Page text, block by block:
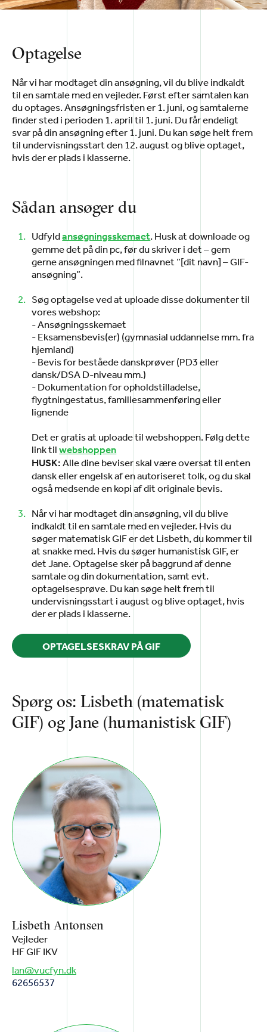
Optagelse
Når vi har modtaget din ansøgning, vil du blive indkaldt
til en samtale med en vejleder. Først efter samtalen kan
du optages. Ansøgningsfristen er 1. juni, og samtalerne
finder sted i perioden 1. april til 1. juni. Du får endeligt
svar på din ansøgning efter 1. juni. Du kan søge helt frem
til undervisningsstart den 12. august og blive optaget,
hvis der er plads i klasserne.
Sådan ansøger du
Udfyldansøgningsskemaet. Husk at downloade og
gemme det på din pc, før du skriver i det – gem
gerne ansøgningen med filnavnet ”[dit navn] – GIF-
ansøgning”.
Søg optagelse ved at uploade disse dokumenter til
vores webshop:
- Ansøgningsskemaet
- Eksamensbevis(er) (gymnasial uddannelse mm. fra
hjemland)
- Bevis for beståede danskprøver (PD3 eller
dansk/DSA D-niveau mm.)
- Dokumentation for opholdstilladelse,
flygtningestatus, familiesammenføring eller
lignende
Det er gratis at uploade til webshoppen. Følg dette
link tilwebshoppen
HUSK: Alle dine beviser skal være oversat til enten
dansk eller engelsk af en autoriseret tolk, og du skal
også medsende en kopi af dit originale bevis.
Når vi har modtaget din ansøgning, vil du blive
indkaldt til en samtale med en vejleder. Hvis du
søger matematisk GIF er det Lisbeth, du kommer til
at snakke med. Hvis du søger humanistisk GIF, er
det Jane. Optagelse sker på baggrund af denne
samtale og din dokumentation, samt evt.
optagelsesprøve. Du kan søge helt frem til
undervisningsstart i august og blive optaget, hvis
der er plads i klasserne.
OPTAGELSESKRAV PÅ GIF
Spørg os: Lisbeth (matematisk
GIF) og Jane (humanistisk GIF)
Lisbeth Antonsen
Vejleder
HF GIF IKV
lan@vucfyn.dk
62656537